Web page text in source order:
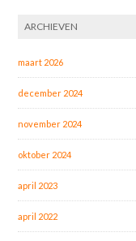
ARCHIEVEN
maart 2026
december 2024
november 2024
oktober 2024
april 2023
april 2022